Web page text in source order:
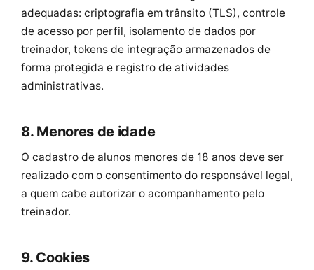
adequadas: criptografia em trânsito (TLS), controle
de acesso por perfil, isolamento de dados por
treinador, tokens de integração armazenados de
forma protegida e registro de atividades
administrativas.
8. Menores de idade
O cadastro de alunos menores de 18 anos deve ser
realizado com o consentimento do responsável legal,
a quem cabe autorizar o acompanhamento pelo
treinador.
9. Cookies